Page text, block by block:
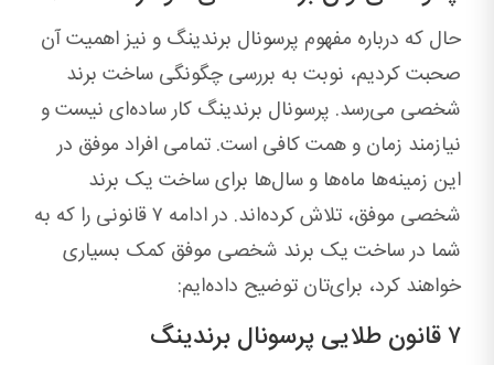
حال که درباره مفهوم پرسونال برندینگ و نیز اهمیت آن
صحبت کردیم، نوبت به بررسی چگونگی ساخت برند
شخصی می‌رسد. پرسونال برندینگ کار ساده‌ای نیست و
نیازمند زمان و همت کافی است. تمامی افراد موفق در
این زمینه‌ها ماه‌ها و سال‌ها برای ساخت یک برند
شخصی موفق، تلاش کرده‌اند. در ادامه ۷ قانونی را که به
شما در ساخت یک برند شخصی موفق کمک بسیاری
خواهند کرد، برای‌تان توضیح داده‌ایم:
۷ قانون طلایی پرسونال برندینگ